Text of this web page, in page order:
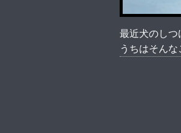
最近犬のしつ
うちはそん